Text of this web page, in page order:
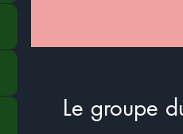
Le groupe